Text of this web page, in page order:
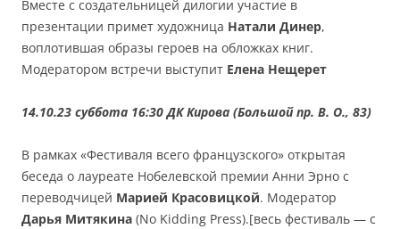
Вместе с создательницей дилогии участие в
презентации примет художница Натали Динер,
воплотившая образы героев на обложках книг.
Модератором встречи выступит Елена Нещерет
14.10.23 суббота 16:30 ДК Кирова (Большой пр. В. О., 83)
В рамках «Фестиваля всего французского» открытая
беседа о лауреате Нобелевской премии Анни Эрно с
переводчицей Марией Красовицкой. Модератор
Дарья Митякина (No Kidding Press).[весь фестиваль — c